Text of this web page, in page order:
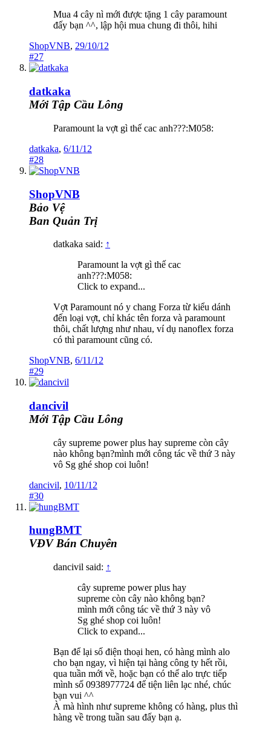
Mua 4 cây nì mới được tặng 1 cây paramount
đấy bạn ^^, lập hội mua chung đi thôi, hihi
ShopVNB, 29/10/12
#27
datkaka
Mới Tập Cầu Lông
Paramount la vợt gì thế cac anh???:M058:
datkaka, 6/11/12
#28
ShopVNB
Bảo Vệ
Ban Quản Trị
datkaka said: ↑
Paramount la vợt gì thế cac
anh???:M058:
Click to expand...
Vợt Paramount nó y chang Forza từ kiểu dánh
đến loại vợt, chỉ khác tên forza và paramount
thôi, chất lượng như nhau, ví dụ nanoflex forza
có thì paramount cũng có.
ShopVNB, 6/11/12
#29
dancivil
Mới Tập Cầu Lông
cây supreme power plus hay supreme còn cây
nào không bạn?mình mới công tác về thứ 3 này
vô Sg ghé shop coi luôn!
dancivil, 10/11/12
#30
hungBMT
VĐV Bán Chuyên
dancivil said: ↑
cây supreme power plus hay
supreme còn cây nào không bạn?
mình mới công tác về thứ 3 này vô
Sg ghé shop coi luôn!
Click to expand...
Bạn để lại số điện thoại hen, có hàng mình alo
cho bạn ngay, vì hiện tại hàng công ty hết rồi,
qua tuần mới về, hoặc bạn có thể alo trực tiếp
mình số 0938977724 để tiện liên lạc nhé, chúc
bạn vui ^^
À mà hình như supreme không có hàng, plus thì
hàng về trong tuần sau đấy bạn ạ.